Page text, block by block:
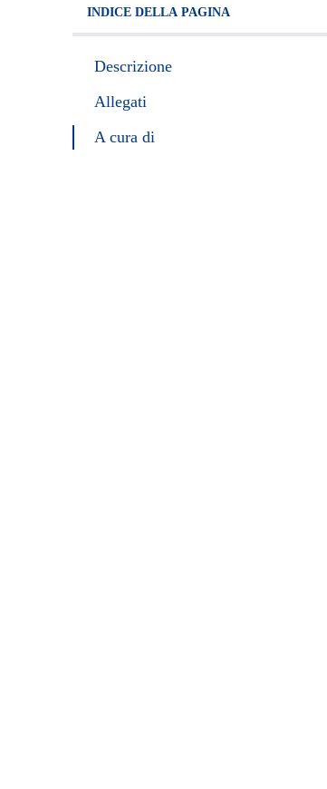
INDICE DELLA PAGINA
Descrizione
Allegati
A cura di